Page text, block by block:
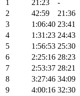
1
21:23 -
2
42:59 21:36
3
1:06:40 23:41
4
1:31:23 24:43
5
1:56:53 25:30
6
2:25:16 28:23
7
2:53:37 28:21
8
3:27:46 34:09
9
4:00:16 32:30